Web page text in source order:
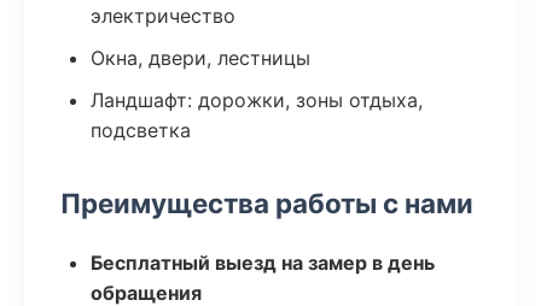
электричество
Окна, двери, лестницы
Ландшафт: дорожки, зоны отдыха,
подсветка
Преимущества работы с нами
Бесплатный выезд на замер в день
обращения